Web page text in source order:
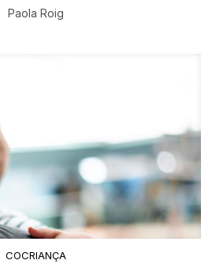
Paola Roig
COCRIANÇA